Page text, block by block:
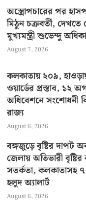
অস্ত্রোপচারের পর
মিঠুন চক্রবর্তী,
মুখ্যমন্ত্রী শুভেন্দু
August 7, 2026
কলকাতায় ২০৯,
ওয়ার্ডের প্রস্তাব, ১২
অধিবেশনে সংশোধনী
রাজ্য
August 6, 2026
বঙ্গজুড়ে বৃষ্টির দাপট
জেলায় অতিভারী
সতর্কতা, কলকাতাসহ
হলুদ অ্যালার্ট
August 6, 2026